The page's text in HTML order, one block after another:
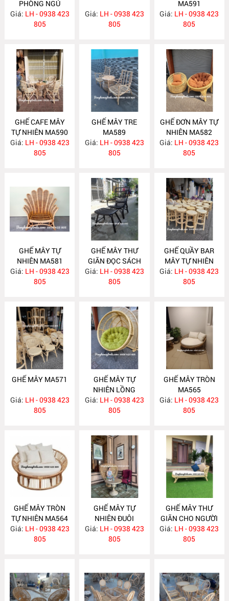
PHÒNG NGỦ
MA593
Giá: LH - 0938 423
805
Giá: LH - 0938 423
805
MA591
Giá: LH - 0938 423
805
GHẾ CAFE MÂY
TỰ NHIÊN MA590
Giá: LH - 0938 423
805
GHẾ MÂY TRE
MA589
Giá: LH - 0938 423
805
GHẾ ĐƠN MÂY TỰ
NHIÊN MA582
Giá: LH - 0938 423
805
GHẾ MÂY TỰ
NHIÊN MA581
Giá: LH - 0938 423
805
GHẾ MÂY THƯ
GIÃN ĐỌC SÁCH
KÈM ĐÔN GÁC
CHÂN MA575
Giá: LH - 0938 423
805
GHẾ QUẦY BAR
MÂY TỰ NHIÊN
MA572
Giá: LH - 0938 423
805
GHẾ MÂY MA571
Giá: LH - 0938 423
805
GHẾ MÂY TỰ
NHIÊN LỒNG
CHIM MA569
Giá: LH - 0938 423
805
GHẾ MÂY TRÒN
MA565
Giá: LH - 0938 423
805
GHẾ MÂY TRÒN
TỰ NHIÊN MA564
Giá: LH - 0938 423
805
GHẾ MÂY TỰ
NHIÊN ĐUÔI
CÔNG MA562
Giá: LH - 0938 423
805
GHẾ MÂY THƯ
GIÃN CHO NGƯỜI
GIÀ MA558
Giá: LH - 0938 423
805